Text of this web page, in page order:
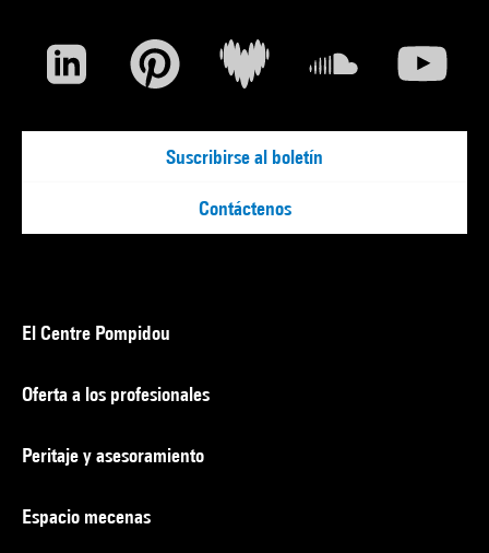
Suscribirse al boletín
Contáctenos
El Centre Pompidou
Oferta a los profesionales
Peritaje y asesoramiento
Espacio mecenas